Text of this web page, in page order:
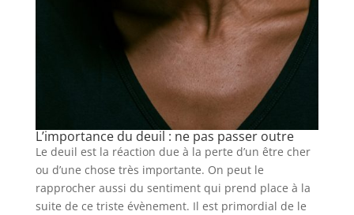
L’importance du deuil : ne pas passer outre
Le deuil est la réaction due à la perte d’un être cher
ou d’une chose très importante. On peut le
rapprocher aussi du sentiment qui prend place à la
suite de ce triste évènement. Il est primordial de le